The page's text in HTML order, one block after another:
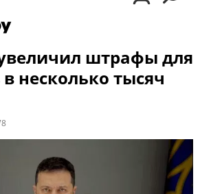
штрафы для
несколько тысяч